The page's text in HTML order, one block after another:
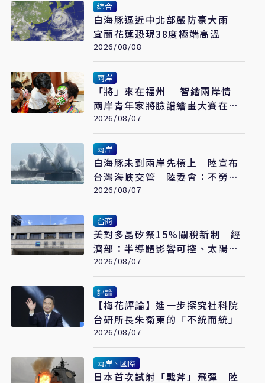
綜合
白海豚逼近中北部嚴防豪大雨
宜蘭花蓮恐現38度極端高溫
2026/08/08
兩岸
「將」來在福州 智繪兩岸情
兩岸青年家將臉譜繪畫大賽在福
州開幕
2026/08/07
兩岸
白海豚未到兩岸先槓上 陸宣布
台灣海峽交管 陸委會：不勞費
心
2026/08/07
台商
美對多晶矽祭15%關稅新制 經
濟部：半導體影響可控、太陽能
產業衝擊有限
2026/08/07
評論
【梅花評論】進一步探究社科院
台研所長朱衛東的「不統而統」
2026/08/07
兩岸、國際
日本首次試射「戰斧」飛彈 陸